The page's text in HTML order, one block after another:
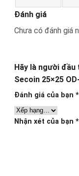
Đánh giá
Chưa có đánh giá
Hãy là người đầu
Secoin 25×25
Đánh giá của bạn *
Nhận xét của bạn *